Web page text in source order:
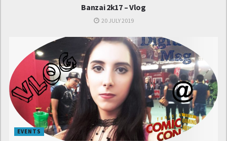
Awaji Youth Federation
Banzai 2k17 – Vlog
20 JULY 2019
EVENTS